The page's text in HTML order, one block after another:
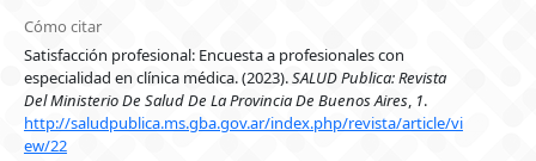
Cómo citar
Satisfacción profesional: Encuesta a profesionales con
especialidad en clínica médica. (2023).SALUD Publica: Revista
Del Ministerio De Salud De La Provincia De Buenos Aires, 1.
http://saludpublica.ms.gba.gov.ar/index.php/revista/article/vi
ew/22